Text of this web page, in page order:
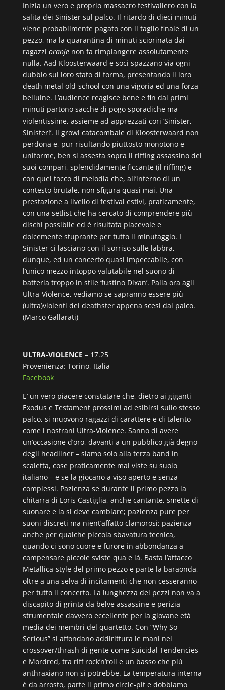
Inizia un vero e proprio massacro festivaliero con la
salita dei Sinister sul palco. Il ritardo di dieci minuti
viene probabilmente pagato con il taglio finale di un
pezzo, ma la quarantina di minuti sciorinata dai
ragazzi oranjenon fa rimpiangere assolutamente
nulla. Aad Kloosterwaard e soci spazzano via ogni
dubbio sul loro stato di forma, presentando il loro
death metal old-school con una vigoria ed una forza
belluine. L’audience reagisce bene e fin dai primi
minuti partono sacche di pogo sporadiche ma
violentissime, assieme ad apprezzati cori ‘Sinister,
Sinister!’. Il growl catacombale di Kloosterwaard non
perdona e, pur risultando piuttosto monotono e
uniforme, ben si assesta sopra il riffing assassino dei
suoi compari, splendidamente ficcante (il riffing) e
con quel tocco di melodia che, all’interno di un
contesto brutale, non sfigura quasi mai. Una
prestazione a livello di festival estivi, praticamente,
con una setlist che ha cercato di comprendere più
dischi possibile ed è risultata piacevole e
dolcemente stuprante per tutto il minutaggio. I
Sinister ci lasciano con il sorriso sulle labbra,
dunque, ed un concerto quasi impeccabile, con
l’unico mezzo intoppo valutabile nel suono di
batteria troppo in stile ‘fustino Dixan’. Palla ora agli
Ultra-Violence, vediamo se sapranno essere più
(ultra)violenti dei deathster appena scesi dal palco.
(Marco Gallarati)
ULTRA-VIOLENCE – 17.25
Provenienza: Torino, Italia
Facebook
E’ un vero piacere constatare che, dietro ai giganti
Exodus e Testament prossimi ad esibirsi sullo stesso
palco, si muovono ragazzi di carattere e di talento
come i nostrani Ultra-Violence. Sanno di avere
un’occasione d’oro, davanti a un pubblico già degno
degli headliner – siamo solo alla terza band in
scaletta, cose praticamente mai viste su suolo
italiano – e se la giocano a viso aperto e senza
complessi. Pazienza se durante il primo pezzo la
chitarra di Loris Castiglia, anche cantante, smette di
suonare e la si deve cambiare; pazienza pure per
suoni discreti ma nient’affatto clamorosi; pazienza
anche per qualche piccola sbavatura tecnica,
quando ci sono cuore e furore in abbondanza a
compensare piccole sviste qua e là. Basta l’attacco
Metallica-style del primo pezzo e parte la baraonda,
oltre a una selva di incitamenti che non cesseranno
per tutto il concerto. La lunghezza dei pezzi non va a
discapito di grinta da belve assassine e perizia
strumentale davvero eccellente per la giovane età
media dei membri del quartetto. Con “Why So
Serious” si affondano addirittura le mani nel
crossover/thrash di gente come Suicidal Tendencies
e Mordred, tra riff rock’n’roll e un basso che più
anthraxiano non si potrebbe. La temperatura interna
è da arrosto, parte il primo circle-pit e dobbiamo